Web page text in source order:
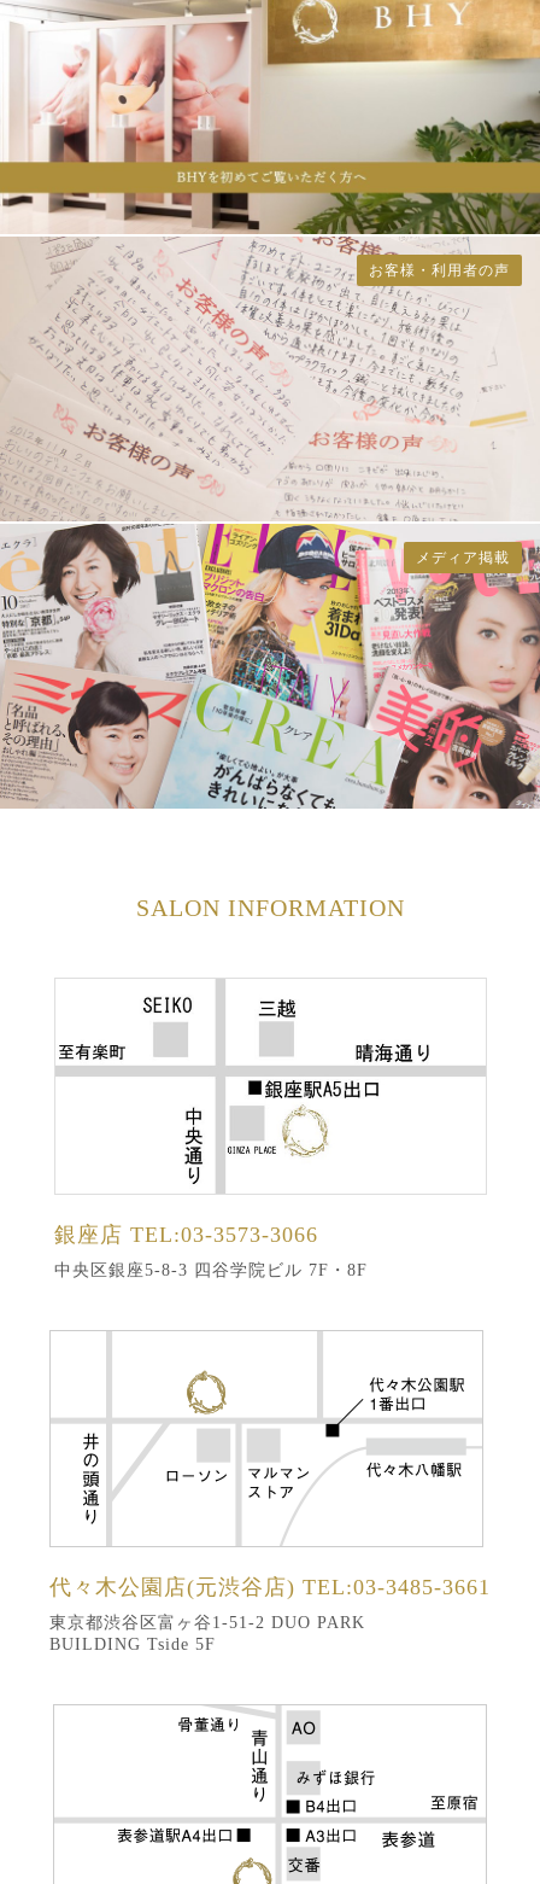
お客様・利用者の声
メディア掲載
SALON INFORMATION
銀座店 TEL:03-3573-3066
中央区銀座5-8-3 四谷学院ビル 7F・8F
代々木公園店(元渋谷店) TEL:03-3485-3661
東京都渋谷区富ヶ谷1-51-2 DUO PARK
BUILDING Tside 5F